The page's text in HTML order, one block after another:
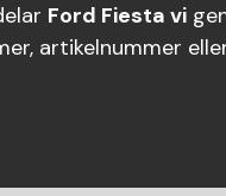
Ford Fiesta vi
artikelnummer